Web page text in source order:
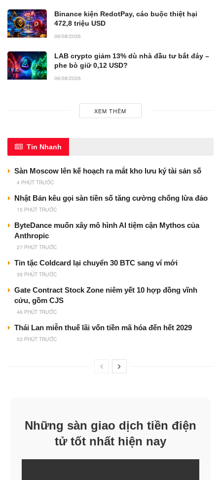
Binance kiện RedotPay, cáo buộc thiệt hại
472,8 triệu USD
06/08/2026
LAB crypto giảm 13% dù nhà đầu tư bắt đáy –
phe bò giữ 0,12 USD?
06/08/2026
XEM THÊM
Tin Nhanh
Sàn Moscow lên kế hoạch ra mắt kho lưu ký tài sản số
4 PHÚT TRƯỚC
Nhật Bản kêu gọi sàn tiền số tăng cường chống lừa đảo
15 PHÚT TRƯỚC
ByteDance muốn xây mô hình AI tiệm cận Mythos của
Anthropic
27 PHÚT TRƯỚC
Tin tặc Coldcard lại chuyển 30 BTC sang ví mới
39 PHÚT TRƯỚC
Gate Contract Stock Zone niêm yết 10 hợp đồng vĩnh
cửu, gồm CJS
46 PHÚT TRƯỚC
Thái Lan miễn thuế lãi vốn tiền mã hóa đến hết 2029
53 PHÚT TRƯỚC
Những sàn giao dịch tiền điện
tử tốt nhất hiện nay